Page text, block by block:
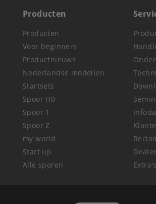
Producten
Producten
Voor beginners
Productnieuws
Nederlandse modellen
Startsets
Spoor H0
Spoor 1
Spoor Z
my world
Start up
Alle sporen
Extra's